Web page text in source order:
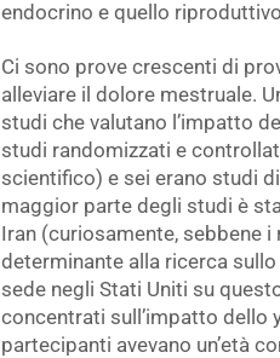
endocrino e quello
Ci sono prove crescenti di
alleviare il dolore mestruale.
studi che valutano l’impatto
studi randomizzati e
scientifico) e sei erano studi
maggior parte degli studi è
Iran (curiosamente, sebbene
determinante alla ricerca
sede negli Stati Uniti su
concentrati sull’impatto dello
partecipanti avevano un’età